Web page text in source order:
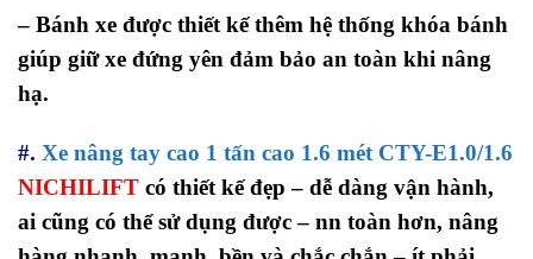
– Bánh xe được thiết kế thêm hệ thống khóa bánh
giúp giữ xe đứng yên đảm bảo an toàn khi nâng
hạ.
#. Xe nâng tay cao 1 tấn cao 1.6 mét CTY-E1.0/1.6
NICHILIFT có thiết kế đẹp – dễ dàng vận hành,
ai cũng có thể sử dụng được – nn toàn hơn, nâng